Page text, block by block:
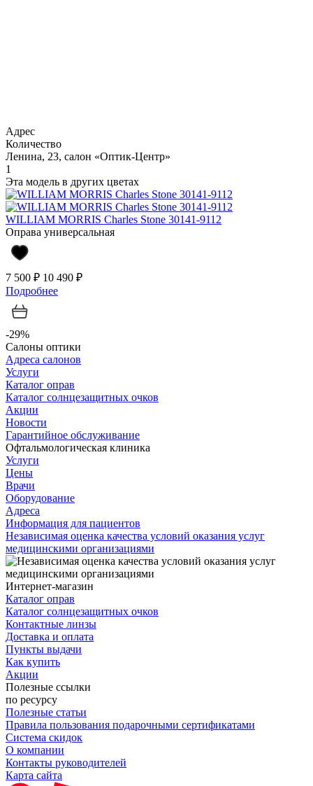
Адрес
Количество
Ленина, 23, салон «Оптик-Центр»
1
Эта модель в других цветах
WILLIAM MORRIS Charles Stone 30141-9112
Оправа универсальная
7 500 ₽ 10 490 ₽
Подробнее
-29%
Салоны оптики
Адреса салонов
Услуги
Каталог оправ
Каталог солнцезащитных очков
Акции
Новости
Гарантийное обслуживание
Офтальмологическая клиника
Услуги
Цены
Врачи
Оборудование
Адреса
Информация для пациентов
Независимая оценка качества условий оказания услуг
медицинскими организациями
Интернет-магазин
Каталог оправ
Каталог солнцезащитных очков
Контактные линзы
Доставка и оплата
Пункты выдачи
Как купить
Акции
Полезные ссылки
по ресурсу
Полезные статьи
Правила пользования подарочными сертификатами
Система скидок
О компании
Контакты руководителей
Карта сайта